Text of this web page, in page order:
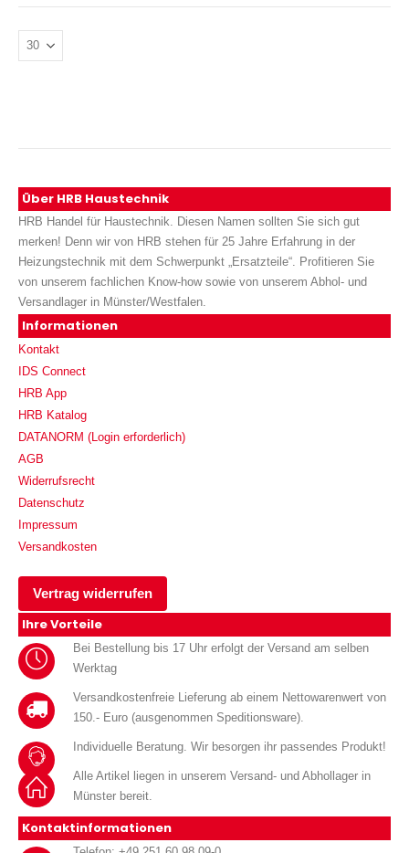
Über HRB Haustechnik
HRB Handel für Haustechnik. Diesen Namen sollten Sie sich gut
merken! Denn wir von HRB stehen für 25 Jahre Erfahrung in der
Heizungstechnik mit dem Schwerpunkt „Ersatzteile“. Profitieren Sie
von unserem fachlichen Know-how sowie von unserem Abhol- und
Versandlager in Münster/Westfalen.
Informationen
Kontakt
IDS Connect
HRB App
HRB Katalog
DATANORM (Login erforderlich)
AGB
Widerrufsrecht
Datenschutz
Impressum
Versandkosten
Vertrag widerrufen
Ihre Vorteile
Bei Bestellung bis 17 Uhr erfolgt der Versand am selben
Werktag
Versandkostenfreie Lieferung ab einem Nettowarenwert von
150.- Euro (ausgenommen Speditionsware).
Individuelle Beratung. Wir besorgen ihr passendes Produkt!
Alle Artikel liegen in unserem Versand- und Abhollager in
Münster bereit.
Kontaktinformationen